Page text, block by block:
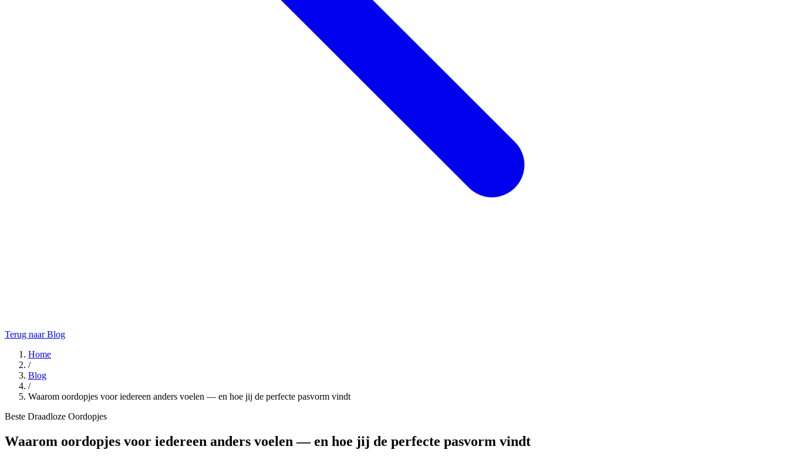
Terug naar Blog
Home
/
Blog
/
Waarom oordopjes voor iedereen anders voelen — en hoe jij de perfecte pasvorm vindt
Beste Draadloze Oordopjes
Waarom oordopjes voor iedereen anders voelen — en hoe jij de perfecte pasvorm vindt